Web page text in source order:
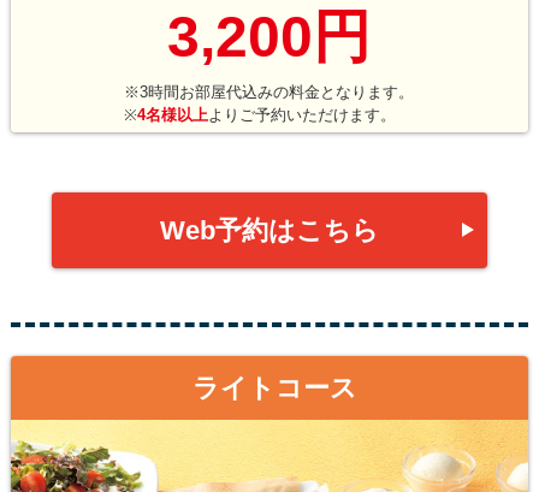
3,200円
※3時間お部屋代込みの料金となります。
※4名様以上よりご予約いただけます。
Web予約はこちら
ライトコース